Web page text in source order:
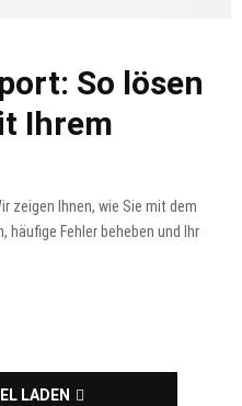
So lösen
Ihrem
zeigen Ihnen, wie Sie mit dem
häufige Fehler beheben und Ihr
LADEN